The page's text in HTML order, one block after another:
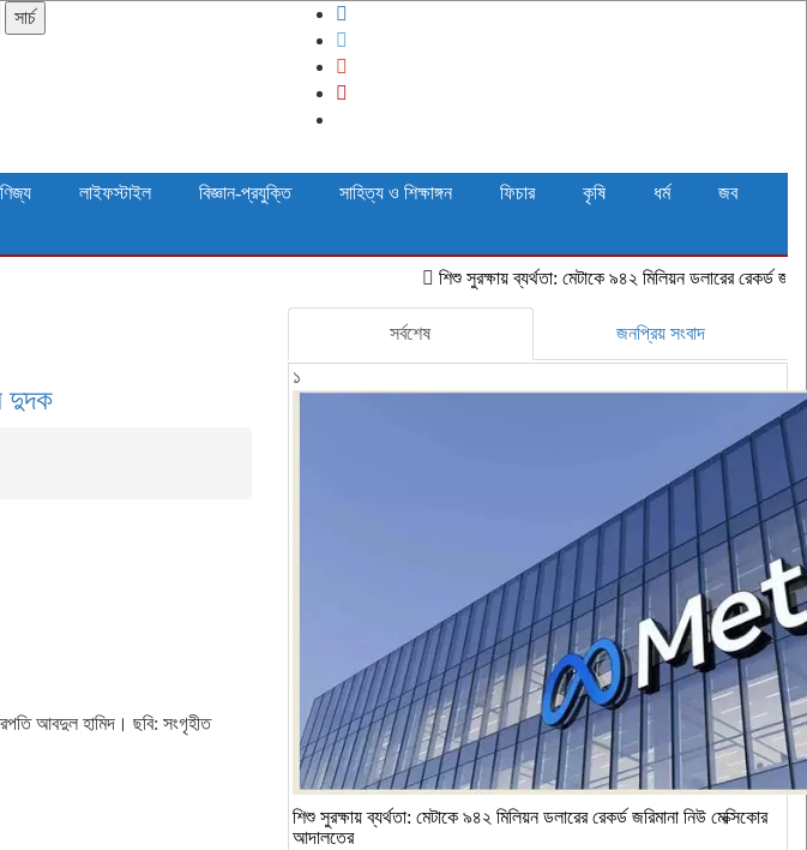
সার্চ
লাইফস্টাইল বিজ্ঞান-প্রযুক্তি সাহিত্য ও শিক্ষাঙ্গন ফিচার কৃষি ধর্ম
জব
শিশু সুরক্ষায় ব্যর্থতা: মেটাকে ৯৪২ মিলিয়ন ডলারের রেকর্ড জরিমানা নিউ
দুদক
আবদুল হামিদ। ছবি: সংগৃহীত
সর্বশেষ জনপ্রিয় সংবাদ
১
শিশু সুরক্ষায় ব্যর্থতা: মেটাকে ৯৪২ মিলিয়ন ডলারের রেকর্ড জরিমানা নিউ মেক্সিকোর
আদালতের